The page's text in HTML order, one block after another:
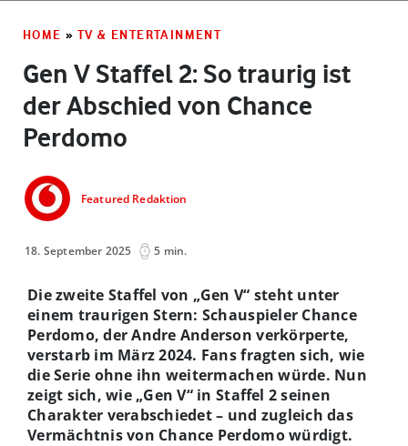
HOME » TV & ENTERTAINMENT
Gen V Staffel 2: So traurig ist
der Abschied von Chance
Perdomo
Featured Redaktion
18. September 2025 5 min.
Die zweite Staffel von „Gen V“ steht unter
einem traurigen Stern: Schauspieler Chance
Perdomo, der Andre Anderson verkörperte,
verstarb im März 2024. Fans fragten sich, wie
die Serie ohne ihn weitermachen würde. Nun
zeigt sich, wie „Gen V“ in Staffel 2 seinen
Charakter verabschiedet – und zugleich das
Vermächtnis von Chance Perdomo würdigt.